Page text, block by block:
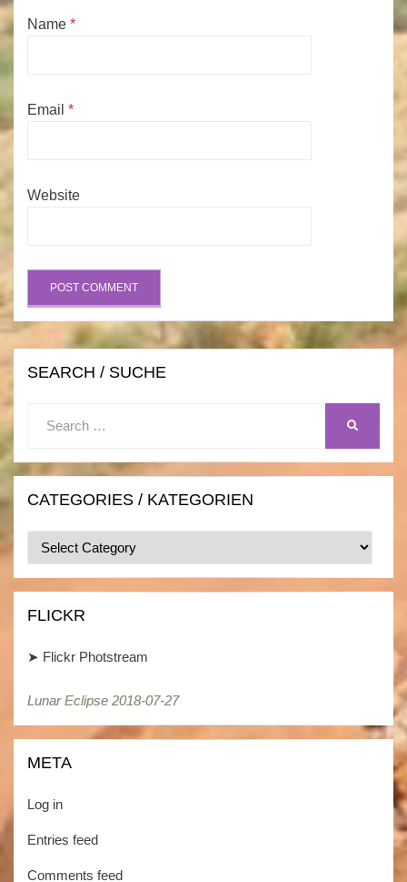
Name *
Email *
Website
SEARCH / SUCHE
CATEGORIES / KATEGORIEN
Categories
/
FLICKR
➤ Flickr Photstream
Lunar Eclipse 2018-07-27
META
Log in
Entries feed
Comments feed